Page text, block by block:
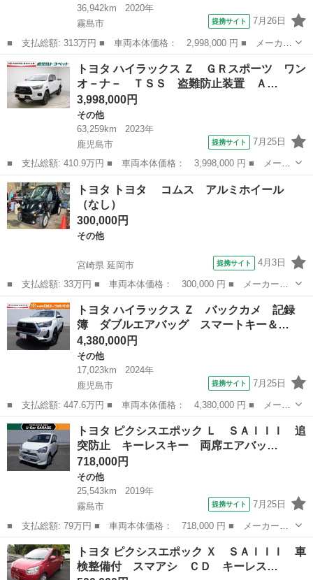
36,942km
2020年
霧島市
提携サイト 7月26日
■ 支払総額: 313万円 ■ 車両本体価格： 2,998,000 円 ■ メーカー
名： トヨタ ■ 車種名： カムリ ■ グレード名： ＷＳ ＴＳ
Ｓ ドライブレコーダー ＬＥＤライト ＤＶＤ Ｂカメラ 記録
簿 横滑り防止...
鹿児島 霧島市 その他
トヨタ ハイラックス Ｚ ＧＲスポーツ ワン
オ－ナ－ ＴＳＳ 盗難防止装置 Ａ…
3,998,000円
その他
63,259km
2023年
鹿児島市
提携サイト 7月25日
■ 支払総額: 410.9万円 ■ 車両本体価格： 3,998,000 円 ■ メーカ
ー名： トヨタ ■ 車種名： ハイラックス ■ グレード名： Ｚ
ＧＲスポーツ ワンオ－ナ－ ＴＳＳ 盗難防止装置 ＡＷ Ａスト
ップ 横...
鹿児島 鹿児島市 その他
トヨタ トヨタ コムス アルミホイール
（なし）
300,000円
その他
宮崎県 延岡市 提携サイト 4月3日
■ 支払総額: 33万円 ■ 車両本体価格： 300,000 円 ■ メーカー
名： トヨタ ■ 車種名： トヨタ ■ グレード名： コムス ア
ルミホイール ■ 排気量： EV ■ ドア枚数： - ■ ミッション：
コラム...
宮崎 延岡市 その他
トヨタ ハイラックス Ｚ バックカメ 記録
簿 ダブルエアバッグ スマートキー＆…
4,380,000円
その他
17,023km
2024年
鹿児島市
提携サイト 7月25日
■ 支払総額: 447.6万円 ■ 車両本体価格： 4,380,000 円 ■ メーカ
ー名： トヨタ ■ 車種名： ハイラックス ■ グレード名： Ｚ
バックカメ 記録簿 ダブルエアバッグ スマートキー＆プッシュス
タート ...
鹿児島 鹿児島市 その他
トヨタ ピクシスエポック Ｌ ＳＡＩＩＩ 追
突防止 キーレスキー 両席エアバッ…
718,000円
その他
25,543km
2019年
霧島市
提携サイト 7月25日
■ 支払総額: 79万円 ■ 車両本体価格： 718,000 円 ■ メーカー
名： トヨタ ■ 車種名： ピクシスエポック ■ グレード名：
Ｌ ＳＡＩＩＩ 追突防止 キーレスキー 両席エアバック 横滑り
防止装置 ＡＵＸ接...
鹿児島 霧島市 その他
トヨタ ピクシスエポック Ｘ ＳＡＩＩＩ 車
検整備付 スマアシ ＣＤ キーレス…